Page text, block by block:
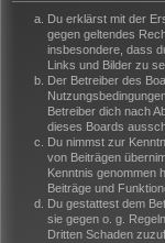
Du erklärst mit der
gegen geltendes
insbesondere, dass
Links und Bilder zu
Der Betreiber des
Betreiber dich nach
dieses Boards
Du nimmst zur
von Beiträgen
Kenntnis genommen
Beiträge und
Du gestattest dem
sie gegen o. g.
Dritten Schaden